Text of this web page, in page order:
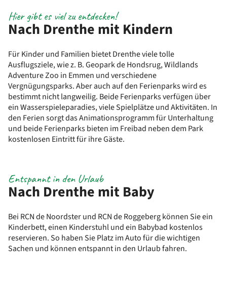
Nach Drenthe mit Kindern
Hier gibt es viel zu entdecken!
Für Kinder und Familien bietet Drenthe viele tolle
Ausflugsziele, wie z. B. Geopark de Hondsrug, Wildlands
Adventure Zoo in Emmen und verschiedene
Vergnügungsparks. Aber auch auf den Ferienparks wird es
bestimmt nicht langweilig. Beide Ferienparks verfügen über
ein Wasserspieleparadies, viele Spielplätze und Aktivitäten. In
den Ferien sorgt das Animationsprogramm für Unterhaltung
und beide Ferienparks bieten im Freibad neben dem Park
kostenlosen Eintritt für ihre Gäste.
Nach Drenthe mit Baby
Entspannt in den Urlaub
Bei RCN de Noordster und RCN de Roggeberg können Sie ein
Kinderbett, einen Kinderstuhl und ein Babybad kostenlos
reservieren. So haben Sie Platz im Auto für die wichtigen
Sachen und können entspannt in den Urlaub fahren.